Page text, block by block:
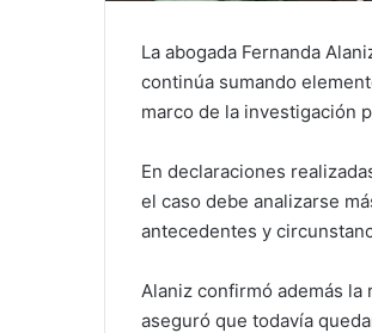
La abogada Fernanda
continúa sumando
marco de la investigación
En declaraciones
el caso debe analizarse
antecedentes y
Alaniz confirmó además
aseguró que todavía